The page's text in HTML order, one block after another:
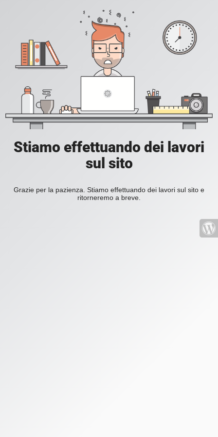
Stiamo effettuando dei lavori
sul sito
Grazie per la pazienza. Stiamo effettuando dei lavori sul sito e
ritorneremo a breve.